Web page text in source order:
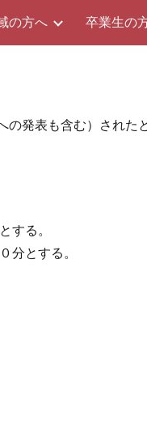
の方へ 卒業生の
発表も含む）された
る。
とする。